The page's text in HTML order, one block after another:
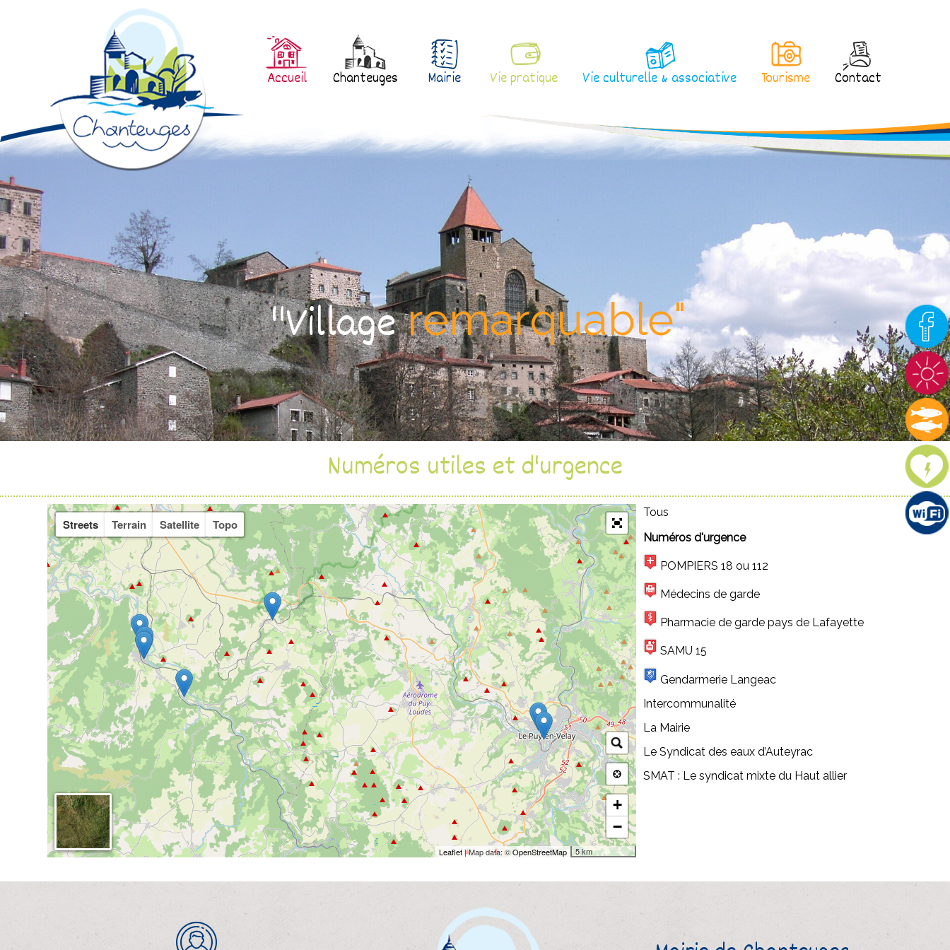
Accueil Chanteuges Mairie Vie pratique Vie culturelle & associative Tourisme Contact
"Villageremarquable"
Numéros utiles et d'urgence
Streets Terrain Satellite Topo
+
−
5 km
Leaflet| Map data: ©OpenStreetMap
Tous
Numéros d'urgence
POMPIERS 18 ou 112
Médecins de garde
Pharmacie de garde pays de Lafayette
SAMU 15
Gendarmerie Langeac
Intercommunalité
La Mairie
Le Syndicat des eaux d’Auteyrac
SMAT : Le syndicat mixte du Haut allier